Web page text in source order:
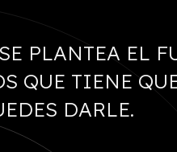
PLANTEA EL
QUE TIENE
DARLE.